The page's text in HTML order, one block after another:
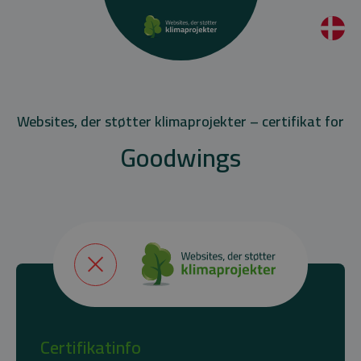
Websites, der støtter klimaprojekter – certifikat for
Goodwings
Certifikatinfo